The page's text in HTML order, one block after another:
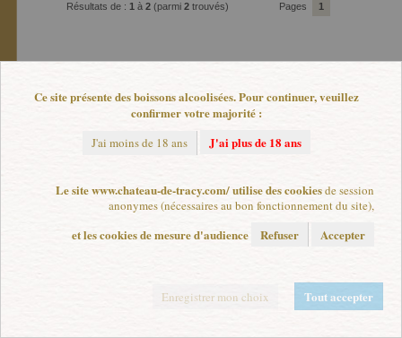
Résultats de : 1 à 2 (parmi 2 trouvés) Pages 1
Plan de site|Mentions légales|Paramètres de cookies
Ce site présente des boissons alcoolisées. Pour continuer, veuillez
confirmer votre majorité :
J'ai moins de 18 ans J'ai plus de 18 ans
Le site www.chateau-de-tracy.com/ utilise des cookiesde session
anonymes (nécessaires au bon fonctionnement du site),
et les cookies de mesure d'audience Refuser Accepter
Enregistrer mon choix Tout accepter